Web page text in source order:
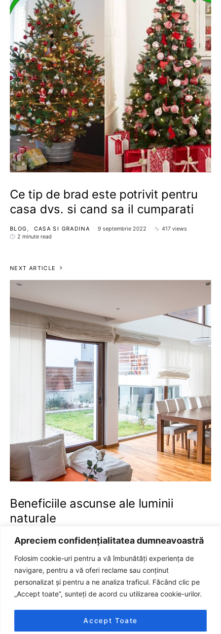
Apreciem confidențialitatea dumneavoastră
Folosim cookie-uri pentru a vă îmbunătăți experiența de
navigare, pentru a vă oferi reclame sau conținut
personalizat și pentru a ne analiza traficul. Făcând clic pe
„Accept toate”, sunteți de acord cu utilizarea cookie-urilor.
Accept Toate
Ce tip de brad este potrivit pentru
casa dvs. si cand sa il cumparati
BLOG CASA SI GRADINA 9 septembrie 2022
417 views
2 minute read
NEXT ARTICLE
Beneficiile ascunse ale luminii
naturale
CASA SI GRADINA 4 octombrie 2022
469 views
3 minute read